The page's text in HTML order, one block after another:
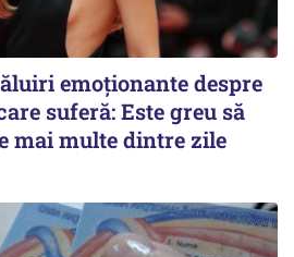
emoționante despre
suferă: Este greu să
mai multe dintre zile